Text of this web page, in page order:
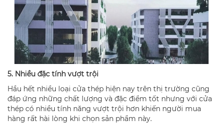
5. Nhiều đặc tính vượt trội
Hầu hết nhiều loại cửa thép hiện nay trên thị trường cũng
đáp ứng những chất lượng và đặc điểm tốt nhưng với cửa
thép có nhiều tính năng vượt trội hơn khiến người mua
hàng rất hài lòng khi chọn sản phẩm này.